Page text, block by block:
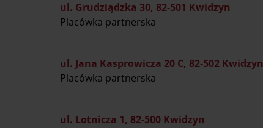
ul. Grudziądzka 30, 82-501 Kwidzyn
Placówka partnerska
ul. Jana Kasprowicza 20 C, 82-502 Kwidzyn
Placówka partnerska
ul. Lotnicza 1, 82-500 Kwidzyn